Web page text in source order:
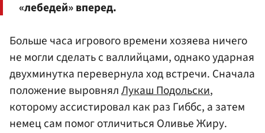
«лебедей» вперед.
Больше часа игрового времени хозяева ничего
не могли сделать с валлийцами, однако ударная
двухминутка перевернула ход встречи. Сначала
положение выровнялЛукаш Подольски,
которому ассистировал как раз Гиббс, а затем
немец сам помог отличиться Оливье Жиру.